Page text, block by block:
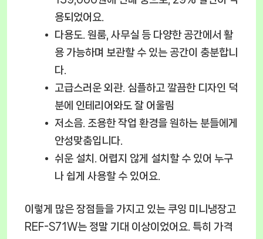
용되었어요.
다용도. 원룸, 사무실 등 다양한 공간에서 활
용 가능하며 보관할 수 있는 공간이 충분합니
다.
고급스러운 외관. 심플하고 깔끔한 디자인 덕
분에 인테리어와도 잘 어울림
저소음. 조용한 작업 환경을 원하는 분들에게
안성맞춤입니다.
쉬운 설치.
어렵지 않게 설치할 수 있어 누구
나 쉽게 사용할 수 있어요.
이렇게 많은 장점들을 가지고 있는 쿠잉 미니냉장고
REF-S71W는 정말 기대 이상이었어요. 특히 가격